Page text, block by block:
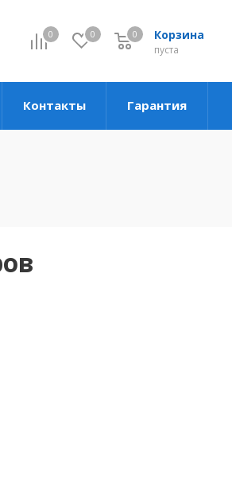
0 0 Корзина
пуста
0
Контакты Гарантия